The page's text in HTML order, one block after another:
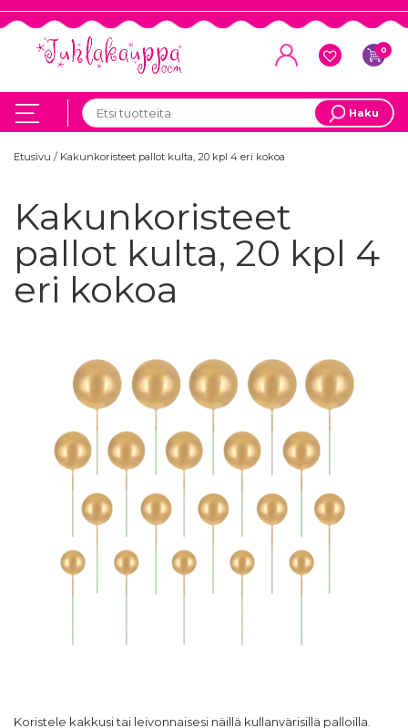
0
Haku
Etusivu / Kakunkoristeet pallot kulta, 20 kpl 4 eri kokoa
Kakunkoristeet
pallot kulta, 20 kpl 4
eri kokoa
Koristele kakkusi tai leivonnaisesi näillä kullanvärisillä palloilla.